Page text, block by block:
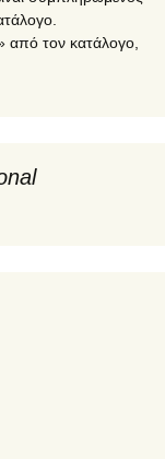
τον κατάλογο,